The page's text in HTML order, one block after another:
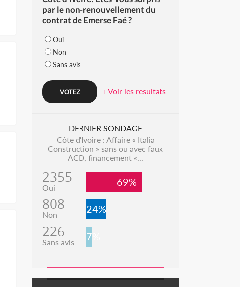
par le non-renouvellement du
contrat de Emerse Faé ?
Oui
Non
Sans avis
+ Voir les resultats
DERNIER SONDAGE
Côte d'Ivoire : Affaire « Italia
Construction » sans ou avec faux
ACD, financement «...
2355
Oui 69%
808
Non 24%
226
Sans avis 7%